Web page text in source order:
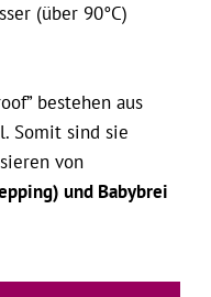
(über 90°C)
bestehen aus
Somit sind sie
von
und Babybrei